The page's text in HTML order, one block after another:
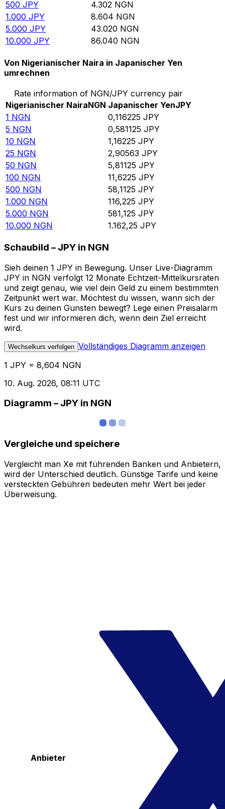
500 JPY 4.302 NGN
1.000 JPY 8.604 NGN
5.000 JPY 43.020 NGN
10.000 JPY 86.040 NGN
Von Nigerianischer Naira in Japanischer Yen
umrechnen
Rate information of NGN/JPY currency pair
Nigerianischer NairaNGN Japanischer YenJPY
1 NGN 0,116225 JPY
5 NGN 0,581125 JPY
10 NGN 1,16225 JPY
25 NGN 2,90563 JPY
50 NGN 5,81125 JPY
100 NGN 11,6225 JPY
500 NGN 58,1125 JPY
1.000 NGN 116,225 JPY
5.000 NGN 581,125 JPY
10.000 NGN 1.162,25 JPY
Schaubild – JPY in NGN
Sieh deinen 1 JPY in Bewegung. Unser Live-Diagramm
JPY in NGN verfolgt 12 Monate Echtzeit-Mittelkursraten
und zeigt genau, wie viel dein Geld zu einem bestimmten
Zeitpunkt wert war. Möchtest du wissen, wann sich der
Kurs zu deinen Gunsten bewegt? Lege einen Preisalarm
fest und wir informieren dich, wenn dein Ziel erreicht
wird.
Wechselkurs verfolgen Vollständiges Diagramm anzeigen
1 JPY = 8,604 NGN
10. Aug. 2026, 08:11 UTC
Diagramm – JPY in NGN
Vergleiche und speichere
Vergleicht man Xe mit führenden Banken und Anbietern,
wird der Unterschied deutlich. Günstige Tarife und keine
versteckten Gebühren bedeuten mehr Wert bei jeder
Überweisung.
Anbieter